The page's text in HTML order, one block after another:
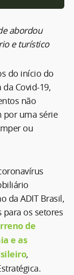
abordou
e turístico
do início do
Covid-19,
não
por uma série
ou
da ADIT Brasil,
para os setores
de
e as
,